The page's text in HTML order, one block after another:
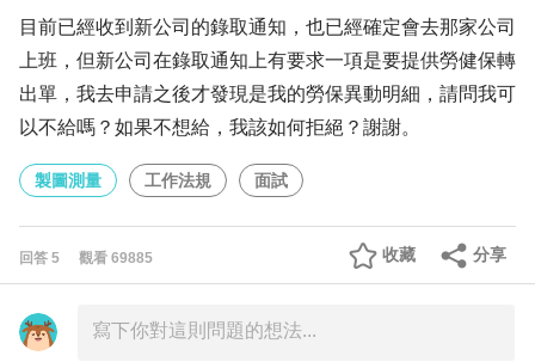
目前已經收到新公司的錄取通知，也已經確定會去那家公司
上班，但新公司在錄取通知上有要求一項是要提供勞健保轉
出單，我去申請之後才發現是我的勞保異動明細，請問我可
以不給嗎？如果不想給，我該如何拒絕？謝謝。
製圖測量 工作法規 面試
回答 5 觀看 69885 分享
收藏